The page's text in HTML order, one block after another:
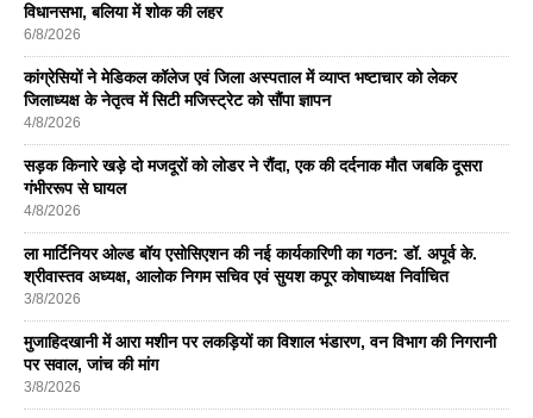
विधानसभा, बलिया में शोक की लहर
6/8/2026
कांग्रेसियों ने मेडिकल कॉलेज एवं जिला अस्पताल में व्याप्त भष्टाचार को लेकर
जिलाध्यक्ष के नेतृत्व में सिटी मजिस्ट्रेट को सौंपा ज्ञापन
4/8/2026
सड़क किनारे खड़े दो मजदूरों को लोडर ने रौंदा, एक की दर्दनाक मौत जबकि दूसरा
गंभीररूप से घायल
4/8/2026
ला मार्टिनियर ओल्ड बॉय एसोसिएशन की नई कार्यकारिणी का गठन: डॉ. अपूर्व के.
श्रीवास्तव अध्यक्ष, आलोक निगम सचिव एवं सुयश कपूर कोषाध्यक्ष निर्वाचित
3/8/2026
मुजाहिदखानी में आरा मशीन पर लकड़ियों का विशाल भंडारण, वन विभाग की निगरानी
पर सवाल, जांच की मांग
3/8/2026